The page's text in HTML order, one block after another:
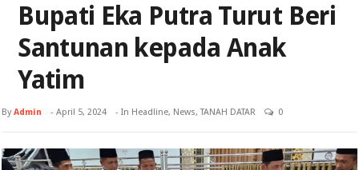
Bupati Eka Putra Turut Beri
Santunan kepada Anak
Yatim
ByAdmin -April 5, 2024 - In Headline, News,TANAH DATAR 0